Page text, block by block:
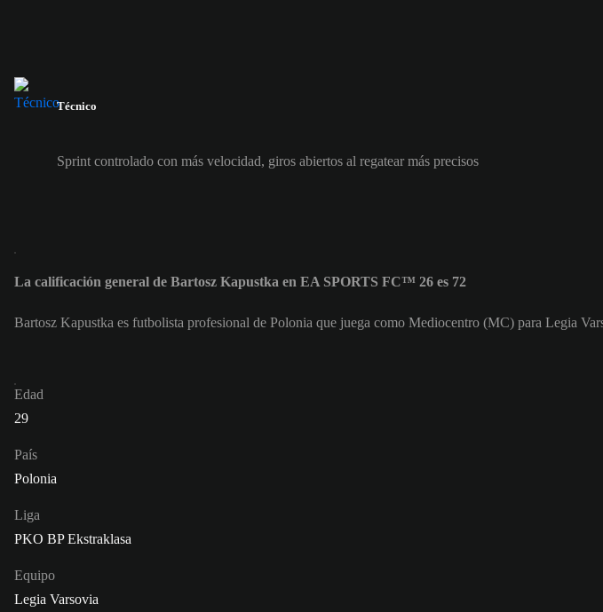
Técnico
Sprint controlado con más velocidad, giros abiertos al regatear más precisos
La calificación general de Bartosz Kapustka en EA SPORTS FC™ 26 es 72
Bartosz Kapustka es futbolista profesional de Polonia que juega como Mediocentro (MC) para Legia
Edad
29
País
Polonia
Liga
PKO BP Ekstraklasa
Equipo
Legia Varsovia